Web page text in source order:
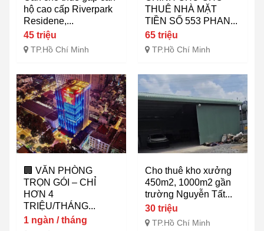
hộ cao cấp Riverpark
Residene,...
45 triệu
TP.Hồ Chí Minh
THUÊ NHÀ MẶT
TIỀN SỐ 553 PHAN...
65 triệu
TP.Hồ Chí Minh
🏢 VĂN PHÒNG
TRỌN GÓI – CHỈ
HƠN 4
TRIỆU/THÁNG...
1 ngàn / tháng
Cho thuê kho xưởng
450m2, 1000m2 gần
trường Nguyễn Tất...
30 triệu
TP.Hồ Chí Minh